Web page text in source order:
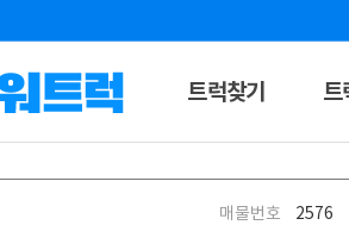
트럭찾기 트
매물번호 2576